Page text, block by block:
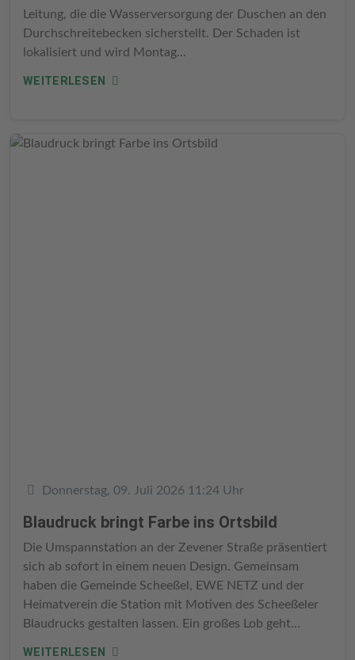
Leitung, die die Wasserversorgung der Duschen an den
Durchschreitebecken sicherstellt. Der Schaden ist
lokalisiert und wird Montag...
WEITERLESEN
DetailsDonnerstag, 09. Juli 2026 11:24 Uhr
Blaudruck bringt Farbe ins Ortsbild
Die Umspannstation an der Zevener Straße präsentiert
sich ab sofort in einem neuen Design. Gemeinsam
haben die Gemeinde Scheeßel, EWE NETZ und der
Heimatverein die Station mit Motiven des Scheeßeler
Blaudrucks gestalten lassen. Ein großes Lob geht...
WEITERLESEN